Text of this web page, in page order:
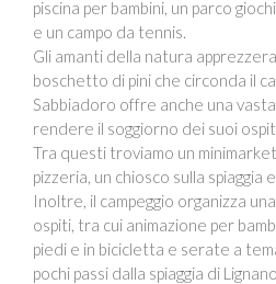
piscina per bambini, un parco
e un campo da tennis.
Gli amanti della natura
boschetto di pini che circonda il
Sabbiadoro offre anche una
rendere il soggiorno dei suoi
Tra questi troviamo un
pizzeria, un chiosco sulla spiaggia
Inoltre, il campeggio organizza
ospiti, tra cui animazione per
piedi e in bicicletta e serate a
pochi passi dalla spiaggia di